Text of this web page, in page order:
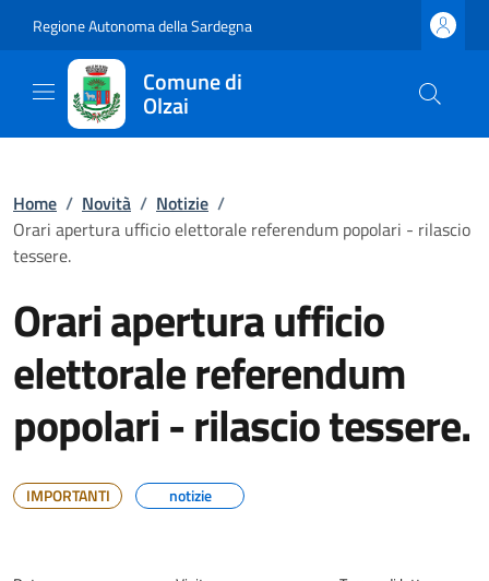
Regione Autonoma della Sardegna
Comune di
Olzai
Home / Novità / Notizie /
Orari apertura ufficio elettorale referendum popolari - rilascio
tessere.
Orari apertura ufficio
elettorale referendum
popolari - rilascio tessere.
IMPORTANTI notizie